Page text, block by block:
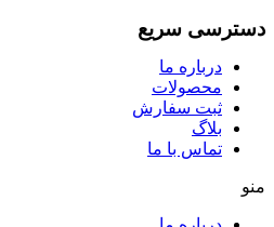
دسترسی سریع
درباره ما
محصولات
ثبت سفارش
بلاگ
تماس با ما
منو